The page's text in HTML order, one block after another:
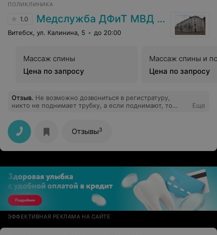
ПОЛИКЛИНИКА
1.0 Медслужба ДФиТ МВД Витебска
Витебск, ул. Калинина, 5 до 20:00
Массаж спины
Цена по запросу
Массаж спины и
Цена по запросу
Отзыв. Не возможно дозвониться в регистратуру,
никто не поднимает трубку, а если поднимают, то
Еще
Отзывы3
ЭФФЕКТИВНАЯ РЕКЛАМА НА САЙТЕ